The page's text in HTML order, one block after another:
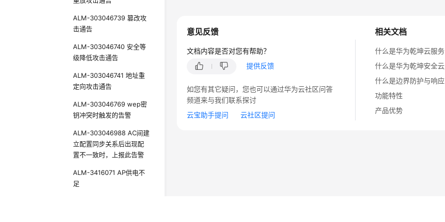
ALM-303046739 篡改攻
击通告
ALM-303046740 安全等
级降低攻击通告
ALM-303046741 地址重
定向攻击通告
ALM-303046769 wep密
钥冲突时触发的告警
ALM-303046988 AC间建
立配置同步关系后出现配
置不一致时，上报此告警
ALM-3416071 AP供电不
足
相关文档
什么是华为乾坤云服务
什么是华为乾坤安全
什么是边界防护与响应
功能特性
产品优势
意见反馈
文档内容是否对您有帮助？
提供反馈
如您有其它疑问，您也可以通过华为云社区问答
频道来与我们联系探讨
云宝助手提问
云社区提问